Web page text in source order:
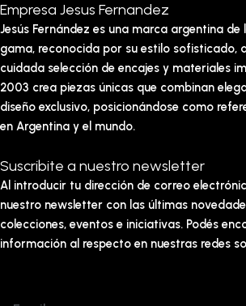
Empresa Jesus Fernandez
Jesús Fernández es una marca argentina
gama, reconocida por su estilo sofisticado,
cuidada selección de encajes y materiales
2003 crea piezas únicas que combinan
diseño exclusivo, posicionándose como
en Argentina y el mundo.
Suscribite a nuestro newsletter
Al introducir tu dirección de correo
nuestro newsletter con las últimas
colecciones, eventos e iniciativas. Podés
información al respecto en nuestras redes